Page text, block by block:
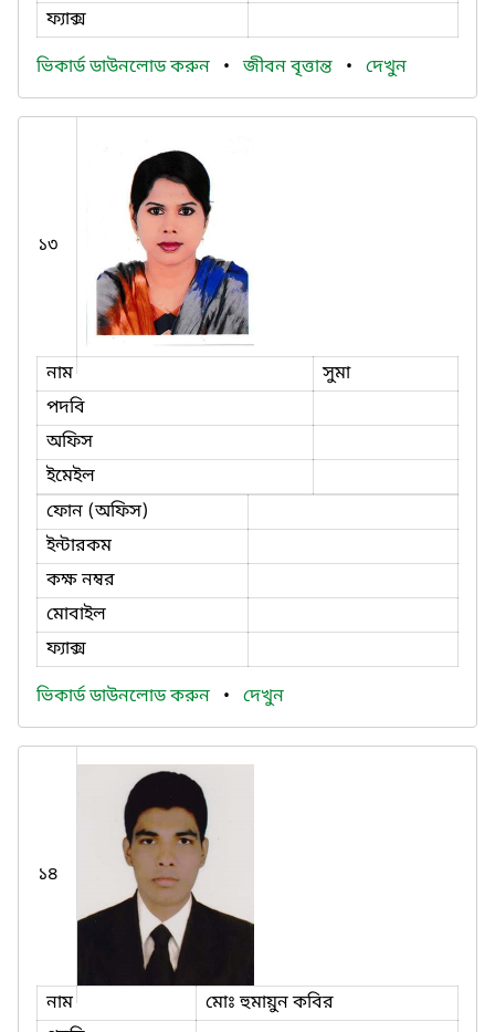
ফ্যাক্স
ভিকার্ড ডাউনলোড করুন • জীবন বৃত্তান্ত • দেখুন
১৩
নাম
সুমা
পদবি
অফিস
ইমেইল
ফোন (অফিস)
ইন্টারকম
কক্ষ নম্বর
মোবাইল
ফ্যাক্স
ভিকার্ড ডাউনলোড করুন • দেখুন
১৪
নাম
মোঃ হুমায়ুন কবির